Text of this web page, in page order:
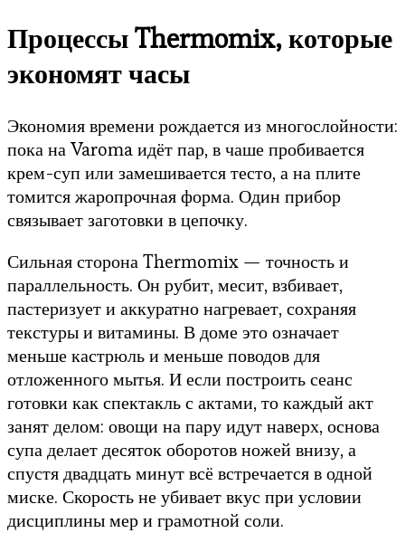
Процессы Thermomix, которые
экономят часы
Экономия времени рождается из многослойности:
пока на Varoma идёт пар, в чаше пробивается
крем-суп или замешивается тесто, а на плите
томится жаропрочная форма. Один прибор
связывает заготовки в цепочку.
Сильная сторона Thermomix — точность и
параллельность. Он рубит, месит, взбивает,
пастеризует и аккуратно нагревает, сохраняя
текстуры и витамины. В доме это означает
меньше кастрюль и меньше поводов для
отложенного мытья. И если построить сеанс
готовки как спектакль с актами, то каждый акт
занят делом: овощи на пару идут наверх, основа
супа делает десяток оборотов ножей внизу, а
спустя двадцать минут всё встречается в одной
миске. Скорость не убивает вкус при условии
дисциплины мер и грамотной соли.